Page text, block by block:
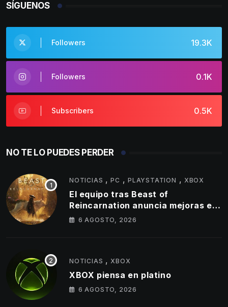
SÍGUENOS
19.3K
Followers
0.1K
Followers
0.5K
Subscribers
NO TE LO PUEDES PERDER
NOTICIAS ,PC ,PLAYSTATION , XBOX
El equipo tras Beast of
Reincarnation anuncia mejoras en
su juego y estos son los primeros
6 AGOSTO, 2026
NOTICIAS ,XBOX
XBOX piensa en platino
6 AGOSTO, 2026